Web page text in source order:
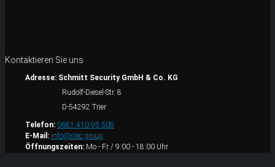
Kontaktieren Sie uns
Adresse: Schmitt Security GmbH & Co. KG
Rudolf-Diesel-Str. 8
D-54292 Trier
Telefon: 0681 410 95 508
E-Mail: info@slec.group
Öffnungszeiten: Mo - Fr / 9:00 - 18:00 Uhr